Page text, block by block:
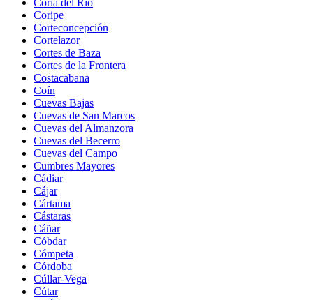
Coripe
Corteconcepción
Cortelazor
Cortes de Baza
Cortes de la Frontera
Costacabana
Coín
Cuevas Bajas
Cuevas de San Marcos
Cuevas del Almanzora
Cuevas del Becerro
Cuevas del Campo
Cumbres Mayores
Cádiar
Cájar
Cártama
Cástaras
Cáñar
Cóbdar
Cómpeta
Córdoba
Cúllar-Vega
Cútar